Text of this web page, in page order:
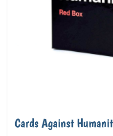
Cards Against